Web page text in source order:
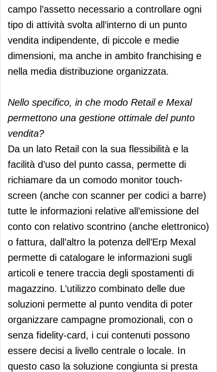
campo l’assetto necessario a controllare ogni
tipo di attività svolta all’interno di un punto
vendita indipendente, di piccole e medie
dimensioni, ma anche in ambito franchising e
nella media distribuzione organizzata.
Nello specifico, in che modo Retail e Mexal
permettono una gestione ottimale del punto
vendita?
Da un lato Retail con la sua flessibilità e la
facilità d’uso del punto cassa, permette di
richiamare da un comodo monitor touch-
screen (anche con scanner per codici a barre)
tutte le informazioni relative all’emissione del
conto con relativo scontrino (anche elettronico)
o fattura, dall’altro la potenza dell’Erp Mexal
permette di catalogare le informazioni sugli
articoli e tenere traccia degli spostamenti di
magazzino. L’utilizzo combinato delle due
soluzioni permette al punto vendita di poter
organizzare campagne promozionali, con o
senza fidelity-card, i cui contenuti possono
essere decisi a livello centrale o locale. In
questo caso la soluzione congiunta si presta